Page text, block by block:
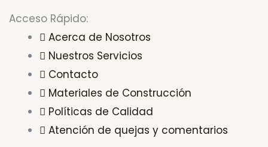
Acceso Rápido:
Acerca de Nosotros
Nuestros Servicios
Contacto
Materiales de Construcción
Políticas de Calidad
Atención de quejas y comentarios